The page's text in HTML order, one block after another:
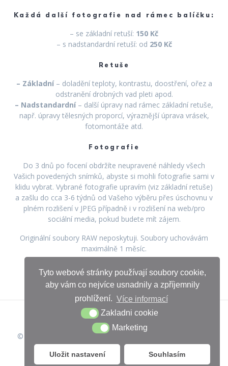
Tyto webové stránky používají soubory cookie,
aby vám co nejvíce usnadnily a zpříjemnily
prohlížení. Více informací
Zakladni cookie
Marketing
Uložit nastavení Souhlasím
Každá další fotografie nad rámec balíčku:
– se základní retuší: 150 Kč
– s nadstandardní retuší: od 250 Kč
Retuše
– Základní– doladění teploty, kontrastu, doostření, ořez a
odstranění drobných vad pleti apod.
– Nadstandardní– další úpravy nad rámec základní retuše,
např. úpravy tělesných proporcí, výraznější úprava vrásek,
fotomontáže atd.
Fotografie
Do 3 dnů po focení obdržíte neupravené náhledy všech
Vašich povedených snímků, abyste si mohli fotografie sami v
klidu vybrat. Vybrané fotografie upravím (viz základní retuše)
a zašlu do cca 3-6 týdnů od Vašeho výběru přes úschovnu v
plném rozlišení v JPEG případně i v rozlišení na web/pro
sociální media, pokud budete mít zájem.
Originální soubory RAW neposkytuji. Soubory uchovávám
maximálně 1 měsíc.
© 2026 Iveta Chuchlova. Vytvořeno pomocí WordPressu a
šablony Mesmerize